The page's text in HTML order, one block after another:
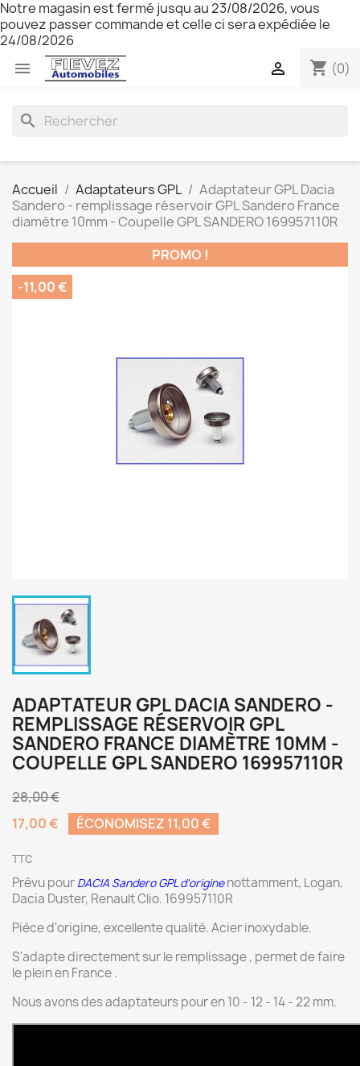
Notre magasin est fermé jusqu au 23/08/2026, vous
pouvez passer commande et celle ci sera expédiée le
24/08/2026
 shopping_cart (0)

search
Accueil Adaptateurs GPL
Adaptateur GPL Dacia
Sandero - remplissage réservoir GPL Sandero France
diamètre 10mm - Coupelle GPL SANDERO 169957110R
PROMO !
-11,00 €
ADAPTATEUR GPL DACIA SANDERO -
REMPLISSAGE RÉSERVOIR GPL
SANDERO FRANCE DIAMÈTRE 10MM -
COUPELLE GPL SANDERO 169957110R
28,00 €
17,00 €
ÉCONOMISEZ 11,00 €
TTC
Prévu pour DACIA Sandero GPL d'origine nottamment, Logan,
Dacia Duster, Renault Clio. 169957110R
Pièce d'origine, excellente qualité. Acier inoxydable.
S'adapte directement sur le remplissage , permet de faire
le plein en France .
Nous avons des adaptateurs pour en 10 - 12 - 14 - 22 mm.